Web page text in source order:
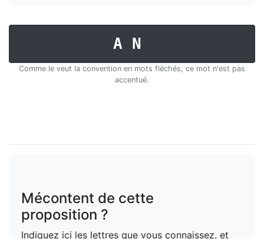
AN
Comme le veut la convention en mots fléchés, ce mot n'est pas
accentué.
Mécontent de cette
proposition ?
Indiquez ici les lettres que vous connaissez, et